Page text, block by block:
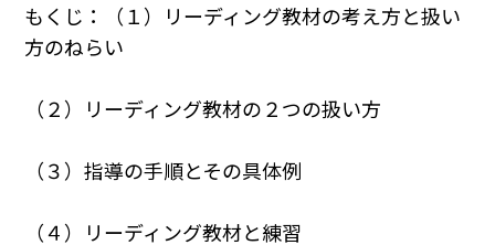
もくじ：（１）リーディング教材の考え方と扱い
方のねらい
（２）リーディング教材の２つの扱い方
（３）指導の手順とその具体例
（４）リーディング教材と練習